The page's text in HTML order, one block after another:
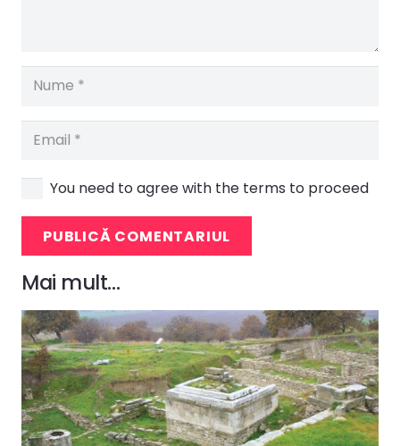
You need to agree with the terms to proceed
PUBLICĂ COMENTARIUL
Mai mult…